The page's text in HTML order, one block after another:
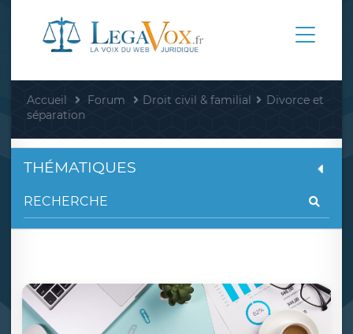
Accueil Forum Droit civil & familial
Divorce et
séparation
THÉMATIQUES